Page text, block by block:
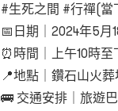
#生死之間 #行禪(當
📅日期｜2024年5月
⏰時間｜上午10時至
📍地點｜鑽石山火
🚌 交通安排｜旅遊